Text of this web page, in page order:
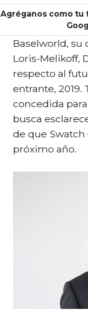
Agréganos como
Baselworld, su
Loris-Melikoff,
respecto al
entrante, 2019.
concedida
busca
de que Swatch
próximo año.